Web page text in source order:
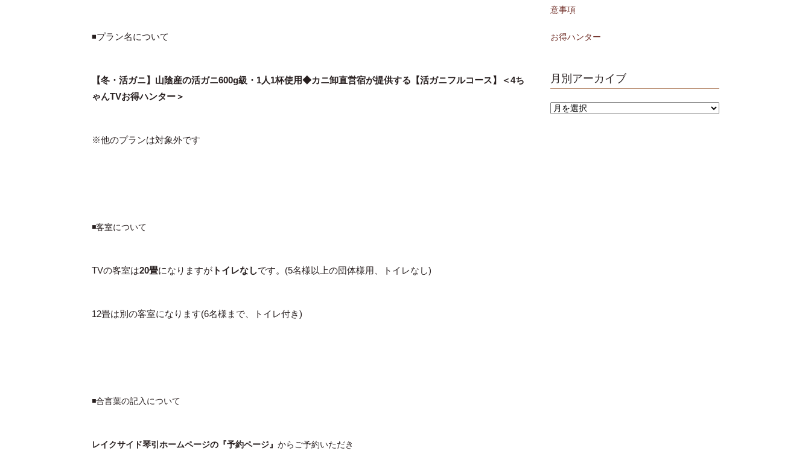
◾️プラン名について
【冬・活ガニ】山陰産の活ガニ600g級・1人1杯使用◆カニ卸直営宿が提供する【活ガニフルコース】＜4ち
ゃんTVお得ハンター＞
※他のプランは対象外です
◾️客室について
TVの客室は20畳になりますが トイレなしです。(5名様以上の団体様用、トイレなし)
12畳は別の客室になります(6名様まで、トイレ付き)
◾️合言葉の記入について
レイクサイド琴引ホームページの『予約ページ』 からご予約いただき
意事項
お得ハンター
月別アーカイブ